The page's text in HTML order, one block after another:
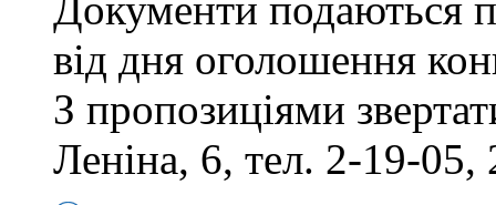
від дня оголошення
З пропозиціями
Леніна, 6, тел. 2-19-05,